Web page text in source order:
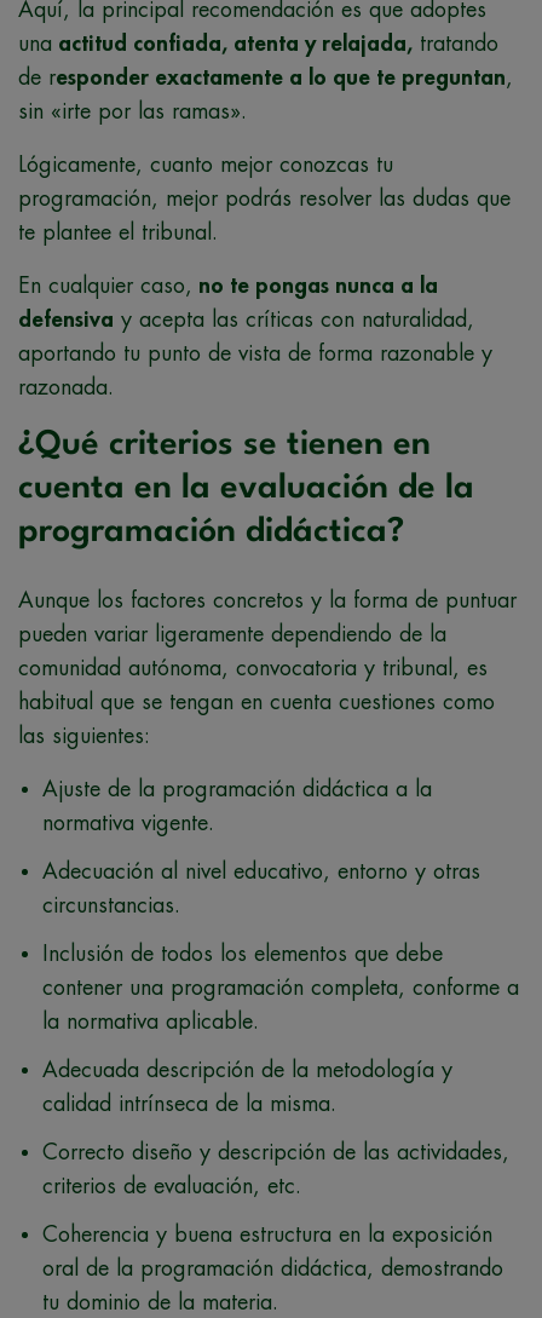
Aquí, la principal recomendación es que adoptes
una actitud confiada, atenta y relajada, tratando
de responder exactamente a lo que te preguntan,
sin «irte por las ramas».
Lógicamente, cuanto mejor conozcas tu
programación, mejor podrás resolver las dudas que
te plantee el tribunal.
En cualquier caso, no te pongas nunca a la
defensiva y acepta las críticas con naturalidad,
aportando tu punto de vista de forma razonable y
razonada.
¿Qué criterios se tienen en
cuenta en la evaluación de la
programación didáctica?
Aunque los factores concretos y la forma de puntuar
pueden variar ligeramente dependiendo de la
comunidad autónoma, convocatoria y tribunal, es
habitual que se tengan en cuenta cuestiones como
las siguientes:
Ajuste de la programación didáctica a la
normativa vigente.
Adecuación al nivel educativo, entorno y otras
circunstancias.
Inclusión de todos los elementos que debe
contener una programación completa, conforme a
la normativa aplicable.
Adecuada descripción de la metodología y
calidad intrínseca de la misma.
Correcto diseño y descripción de las actividades,
criterios de evaluación, etc.
Coherencia y buena estructura en la exposición
oral de la programación didáctica, demostrando
tu dominio de la materia.